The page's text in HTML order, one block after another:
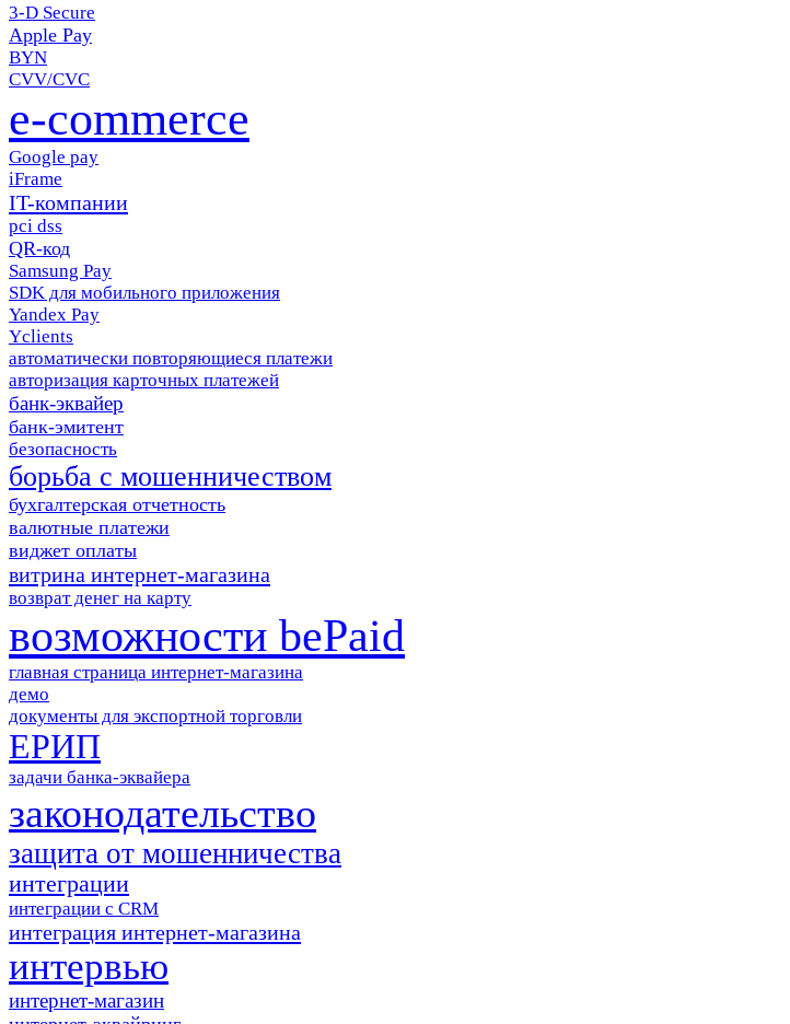
3-D Secure
Apple Pay
BYN
CVV/CVC
e-commerce
Google pay
iFrame
IT-компании
pci dss
QR-код
Samsung Pay
SDK для мобильного приложения
Yandex Pay
Yclients
автоматически повторяющиеся платежи
авторизация карточных платежей
банк-эквайер
банк-эмитент
безопасность
борьба с мошенничеством
бухгалтерская отчетность
валютные платежи
виджет оплаты
витрина интернет-магазина
возврат денег на карту
возможности bePaid
главная страница интернет-магазина
демо
документы для экспортной торговли
ЕРИП
задачи банка-эквайера
законодательство
защита от мошенничества
интеграции
интеграции с CRM
интеграция интернет-магазина
интервью
интернет-магазин